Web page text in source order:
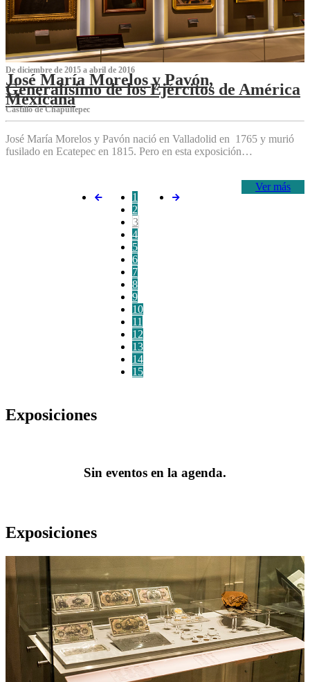
De diciembre de 2015 a abril de 2016
José María Morelos y Pavón,
Generalísimo de los Ejércitos de América
Mexicana
C‌astillo de Chapultepec
José María Morelos y Pavón nació en Valladolid en 1765 y murió
fusilado en Ecatepec en 1815. Pero en esta exposición…
Ver más
1
2
3
4
5
6
7
8
9
10
11
12
13
14
15
Exposiciones
Sin eventos en la agenda.
Exposiciones